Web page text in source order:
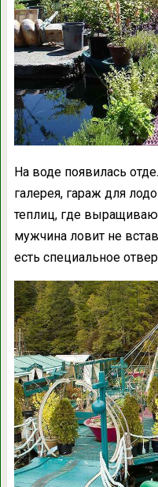
На воде появилась
галерея, гараж для
теплиц, где
мужчина ловит не
есть специальное